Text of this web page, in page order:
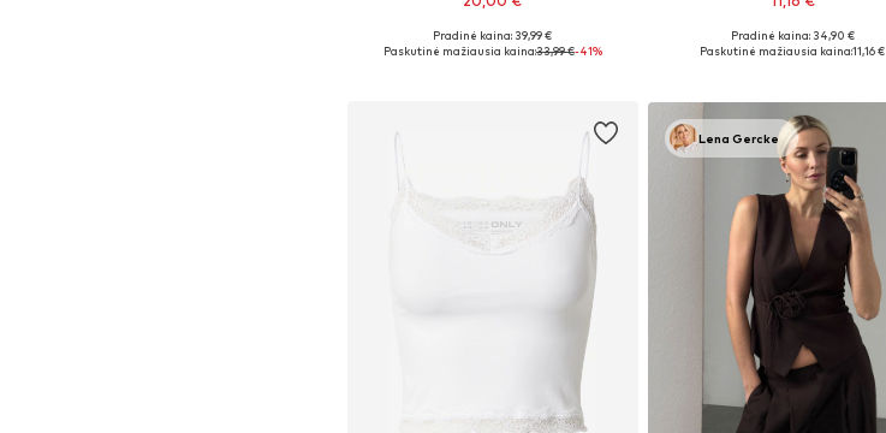
Galimi dydžiai: XS, S, M, L, XL, XXL
Pradinė kaina: 39,99 €
Paskutinė mažiausia kaina:33,99 €-41%
Galimi dydžiai: S, M, L, XL
Pradinė kaina: 34,90 €
Paskutinė mažiausia kaina:11,16 €
Lena Gercke